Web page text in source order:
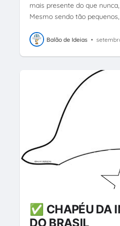
mais presente do que
Mesmo sendo tão
Balão de Ideias •
✅ CHAPÉU DA
DO BRASIL